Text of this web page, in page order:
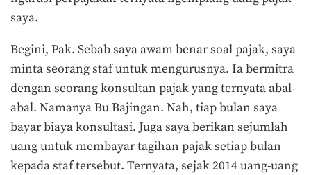
saya.
Begini, Pak. Sebab saya awam benar soal pajak, saya
minta seorang staf untuk mengurusnya. Ia bermitra
dengan seorang konsultan pajak yang ternyata abal-
abal. Namanya Bu Bajingan. Nah, tiap bulan saya
bayar biaya konsultasi. Juga saya berikan sejumlah
uang untuk membayar tagihan pajak setiap bulan
kepada staf tersebut. Ternyata, sejak 2014 uang-uang